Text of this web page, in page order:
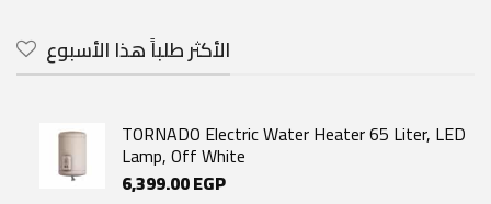
الأكثر طلباً هذا الأسبوع
TORNADO Electric Water Heater 65 Liter, LED
Lamp, Off White
6,399.00EGP